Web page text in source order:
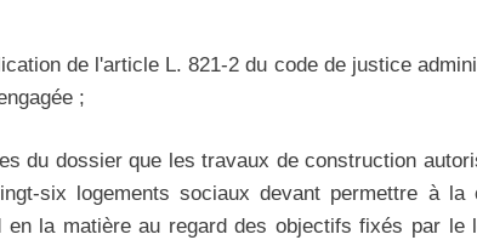
de l'article L. 821-2 du code de justice
;
du dossier que les travaux de construction
six logements sociaux devant permettre à la
en la matière au regard des objectifs fixés par le